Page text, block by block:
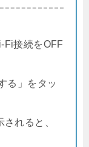
Fi接続をOFF
る」をタッ
れると、